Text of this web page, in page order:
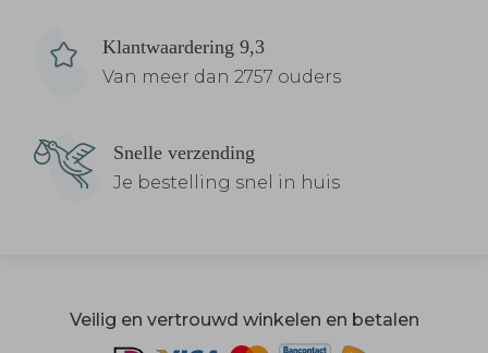
Klantwaardering 9,3
Van meer dan 2757 ouders
Snelle verzending
Je bestelling snel in huis
Veilig en vertrouwd winkelen en betalen